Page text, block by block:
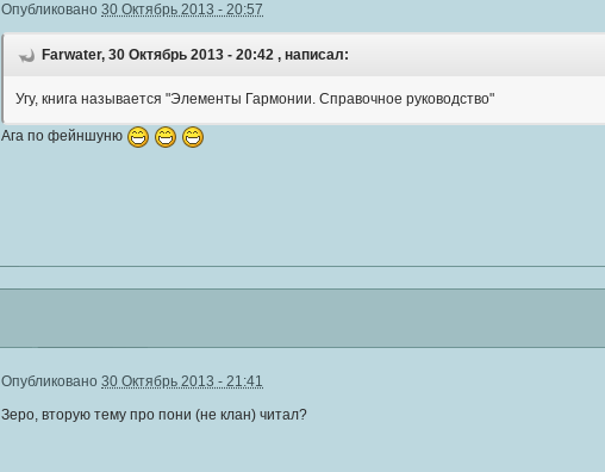
Опубликовано 30 Октябрь 2013 - 20:57
Farwater, 30 Октябрь 2013 - 20:42 , написал:
Угу, книга называется "Элементы Гармонии. Справочное руководство"
Ага по фейншуню
Опубликовано 30 Октябрь 2013 - 21:41
Зеро, вторую тему про пони (не клан) читал?